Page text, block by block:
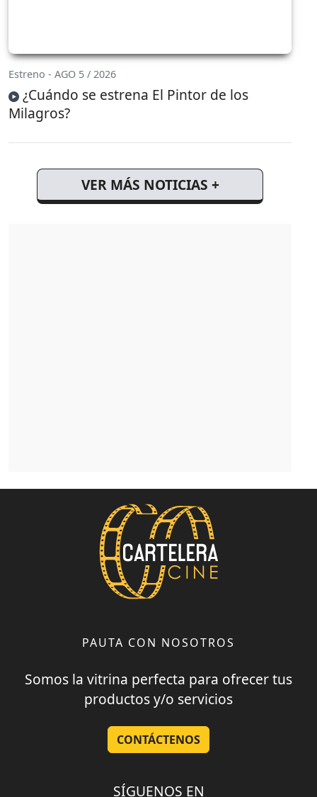
Estreno - AGO 5 / 2026
¿Cuándo se estrena El Pintor de los
Milagros?
VER MÁS NOTICIAS +
PAUTA CON NOSOTROS
Somos la vitrina perfecta para ofrecer tus
productos y/o servicios
CONTÁCTENOS
SÍGUENOS EN